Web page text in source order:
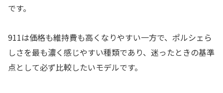
です。
911は価格も維持費も高くなりやすい一方で、ポルシェら
しさを最も濃く感じやすい種類であり、迷ったときの基準
点として必ず比較したいモデルです。